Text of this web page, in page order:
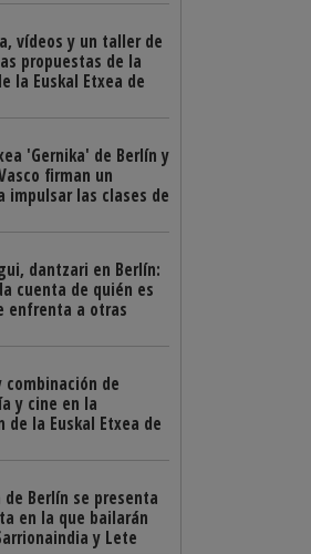
vídeos y un taller de
propuestas de la
la Euskal Etxea de
'Gernika' de Berlín y
firman un
impulsar las clases de
dantzari en Berlín:
cuenta de quién es
enfrenta a otras
de
y cine en la
de la Euskal Etxea de
de Berlín se presenta
en la que bailarán
y Lete